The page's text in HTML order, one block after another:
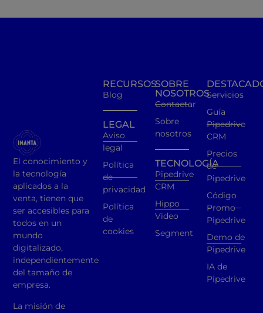
El conocimiento y
la tecnología
aplicados a la
venta, tienen que
ser accesibles para
todos en un
mundo
digitalizado,
independientemente
del tamaño de
empresa.
La misión de
Servicios
Guía
Pipedrive
CRM
Precios
de
Pipedrive
Código
Promo
Pipedrive
Demo de
Pipedrive
IA de
Pipedrive
SOBRE
NOSOTROS
Contactar
Sobre
nosotros
TECNOLOGÍA
Pipedrive
CRM
Hippo
Video
Segment
RECURSOS
Blog
LEGAL
Aviso
legal
Política
de
privacidad
Política
de
cookies